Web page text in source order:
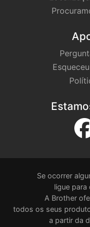
Se ocorrer
ligue para
A Brother
todos os seus
a partir da